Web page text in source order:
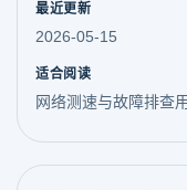
最近更新
2026-05-15
适合阅读
网络测速与故障排查